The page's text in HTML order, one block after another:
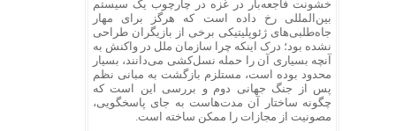
خشونت فاجعه‌بار در غزه در چارچوب یک سیستم
بین‌المللی رخ داده است که هرگز برای مهار
جاه‌طلبی‌های ژئوپلیتیکی برخی از بازیگران طراحی
نشده بود؛ درک اینکه چرا سازمان ملل در واکنش به
آنچه بسیاری آن را حمله نسل‌کشی می‌دانند، بسیار
محدود بوده است، مستلزم بازگشت به مبانی نظم
پس از جنگ جهانی دوم و بررسی این است که
چگونه ساختار آن مدت‌هاست به جای پاسخگویی،
مصونیت از مجازات را ممکن ساخته است.